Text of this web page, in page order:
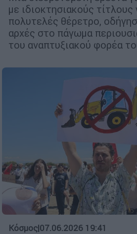
με ιδιοκτησιακούς
πολυτελές θέρετρο,
αρχές στο πάγωμα
του αναπτυξιακού φορέα
Κόσμος|07.06.2026 19:41